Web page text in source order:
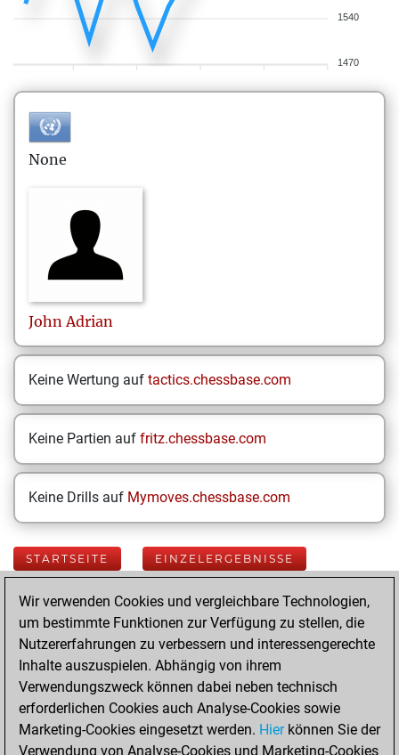
1540
1470
None
John Adrian
Keine Wertung auf tactics.chessbase.com
Keine Partien auf fritz.chessbase.com
Keine Drills auf Mymoves.chessbase.com
STARTSEITE EINZELERGEBNISSE
Your Latest App
Activity
Montag, Oktober
27, 2025
Wir verwenden Cookies und vergleichbare Technologien,
um bestimmte Funktionen zur Verfügung zu stellen, die
Nutzererfahrungen zu verbessern und interessengerechte
Inhalte auszuspielen. Abhängig von ihrem
Verwendungszweck können dabei neben technisch
erforderlichen Cookies auch Analyse-Cookies sowie
Marketing-Cookies eingesetzt werden. Hierkönnen Sie der
Verwendung von Analyse-Cookies und Marketing-Cookies